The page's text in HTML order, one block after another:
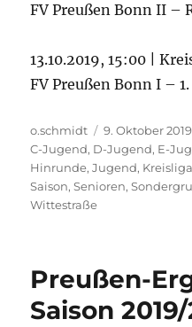
FV Preußen Bonn II –
13.10.2019, 15:00 |
FV Preußen Bonn I –
Autor
o.schmidt
Veröffentlicht
am
9. Oktober 2019
C-Jugend, D-Jugend, E-
Hinrunde,Jugend,
Saison,Senioren,
Wittestraße
Preußen-
Saison